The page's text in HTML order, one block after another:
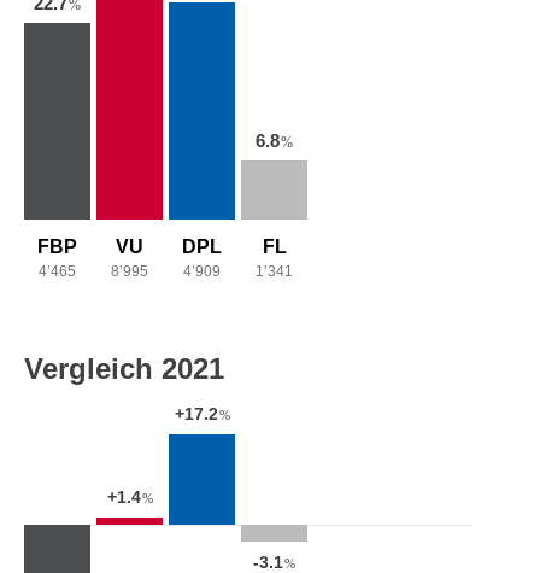
%
FBP
4’465
VU
8’995
DPL
4’909
6.8%
FL
1’341
Vergleich 2021
+1.4%
+17.2%
-3.1%